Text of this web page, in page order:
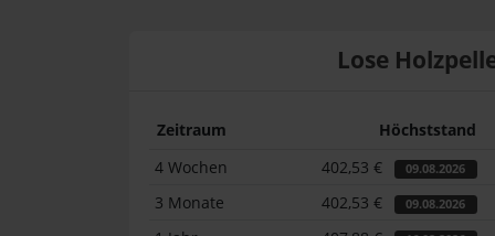
Lose
Zeitraum Höchststand
4 Wochen
402,53 € 09.08.2026
3 Monate 402,53 € 09.08.2026